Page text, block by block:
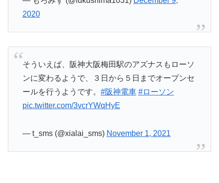
2020
そういえば、阪神大阪梅田駅のアズナスもローソ
ンに変わるようで、３日から５日までオープンセ
ールを行うようです。 #阪神電車 #ローソン
pic.twitter.com/3vcrYWqHyE
— t_sms (@xialai_sms) November 1, 2021